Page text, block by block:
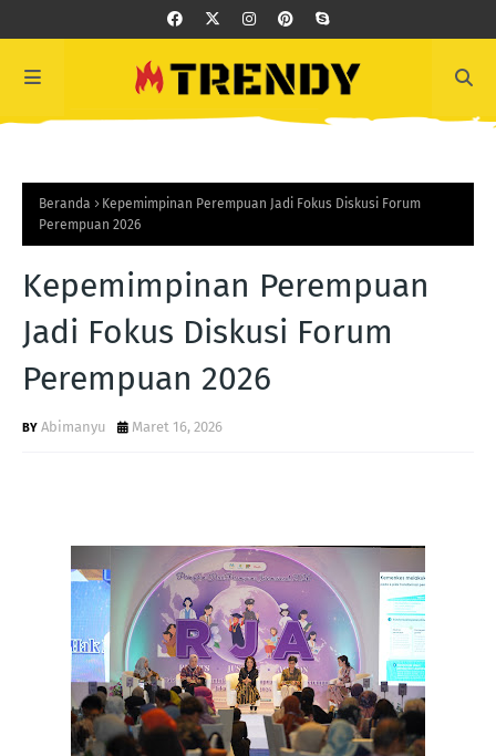
Beranda
Kepemimpinan Perempuan Jadi Fokus Diskusi Forum
Perempuan 2026
Kepemimpinan Perempuan
Jadi Fokus Diskusi Forum
Perempuan 2026
Abimanyu Maret 16, 2026